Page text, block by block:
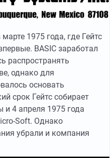
1975 года, где Гейтс
BASIC заработал
распространять
однако для
основать
срок Гейтс собирает
4 апреля 1975 года
Soft. Однако
убрали и компания